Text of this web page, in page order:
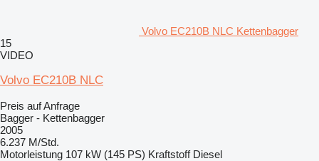
Volvo EC210B NLC Kettenbagger
15
VIDEO
Volvo EC210B NLC
Preis auf Anfrage
Bagger - Kettenbagger
2005
6.237 M/Std.
Motorleistung 107 kW (145 PS) Kraftstoff Diesel